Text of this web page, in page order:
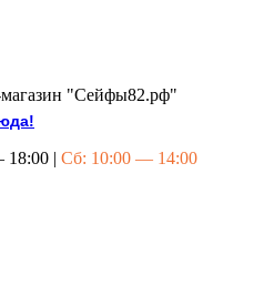
"Сейфы82.рф"
| Сб: 10:00 — 14:00